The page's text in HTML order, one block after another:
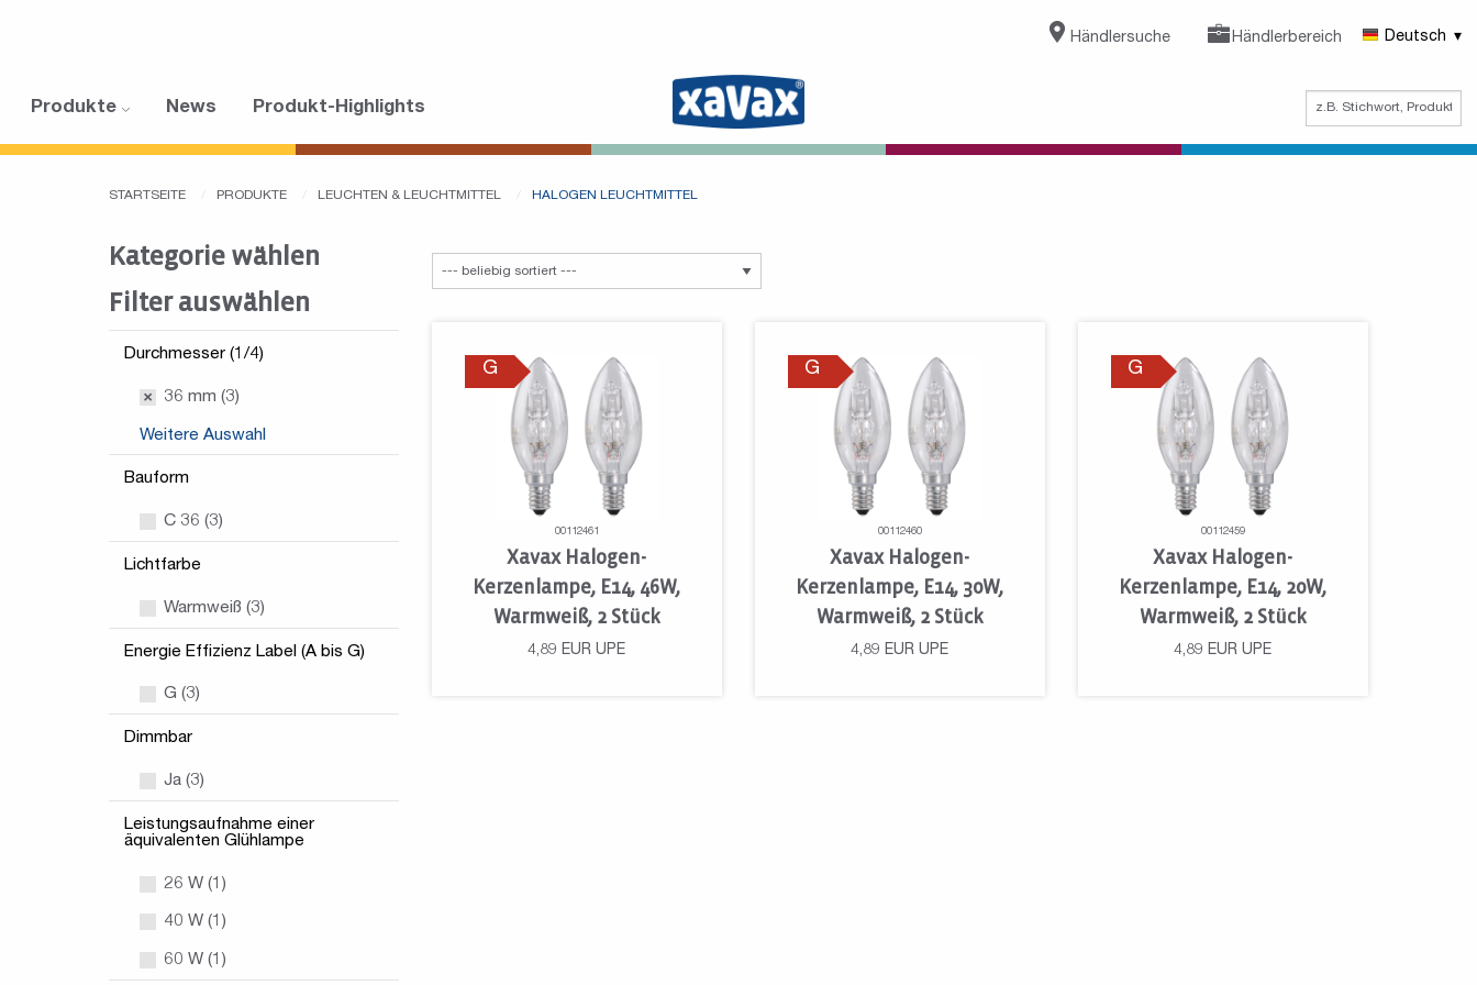
Händlersuche Händlerbereich Deutsch
Produkte News Produkt-Highlights
STARTSEITE PRODUKTE LEUCHTEN & LEUCHTMITTEL HALOGEN LEUCHTMITTEL
Kategorie wählen
Filter auswählen
Durchmesser (1/4)
36 mm (3)
Weitere Auswahl
Bauform
C 36 (3)
Lichtfarbe
Warmweiß (3)
Energie Effizienz Label (A bis G)
G (3)
Dimmbar
Ja (3)
Leistungsaufnahme einer
äquivalenten Glühlampe
26 W (1)
40 W (1)
60 W (1)
G
00112461
Xavax Halogen-
Kerzenlampe, E14, 46W,
Warmweiß, 2 Stück
4,89 EUR UPE
G
00112460
Xavax Halogen-
Kerzenlampe, E14, 30W,
Warmweiß, 2 Stück
4,89 EUR UPE
G
00112459
Xavax Halogen-
Kerzenlampe, E14, 20W,
Warmweiß, 2 Stück
4,89 EUR UPE